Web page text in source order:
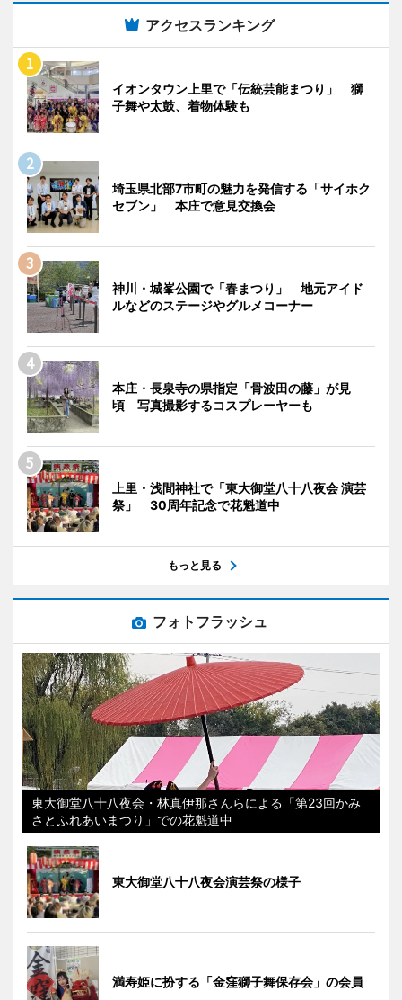
アクセスランキング
イオンタウン上里で「伝統芸能まつり」 獅
子舞や太鼓、着物体験も
埼玉県北部7市町の魅力を発信する「サイホク
セブン」 本庄で意見交換会
神川・城峯公園で「春まつり」 地元アイド
ルなどのステージやグルメコーナー
本庄・長泉寺の県指定「骨波田の藤」が見
頃 写真撮影するコスプレーヤーも
上里・浅間神社で「東大御堂八十八夜会 演芸
祭」 30周年記念で花魁道中
もっと見る
フォトフラッシュ
東大御堂八十八夜会・林真伊那さんらによる「第23回かみ
さとふれあいまつり」での花魁道中
東大御堂八十八夜会演芸祭の様子
満寿姫に扮する「金窪獅子舞保存会」の会員